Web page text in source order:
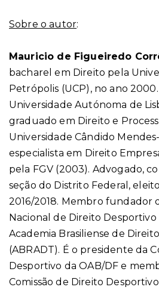
Sobre o autor:
Mauricio de Figueiredo
bacharel em Direito pela
Petrópolis (UCP), no ano
Universidade Autónoma de
graduado em Direito e
Universidade Cândido
especialista em Direito
pela FGV (2003). Advogado,
seção do Distrito Federal,
2016/2018. Membro fundador
Nacional de Direito Desportivo
Academia Brasiliense de
(ABRADT). É o presidente da
Desportivo da OAB/DF e
Comissão de Direito